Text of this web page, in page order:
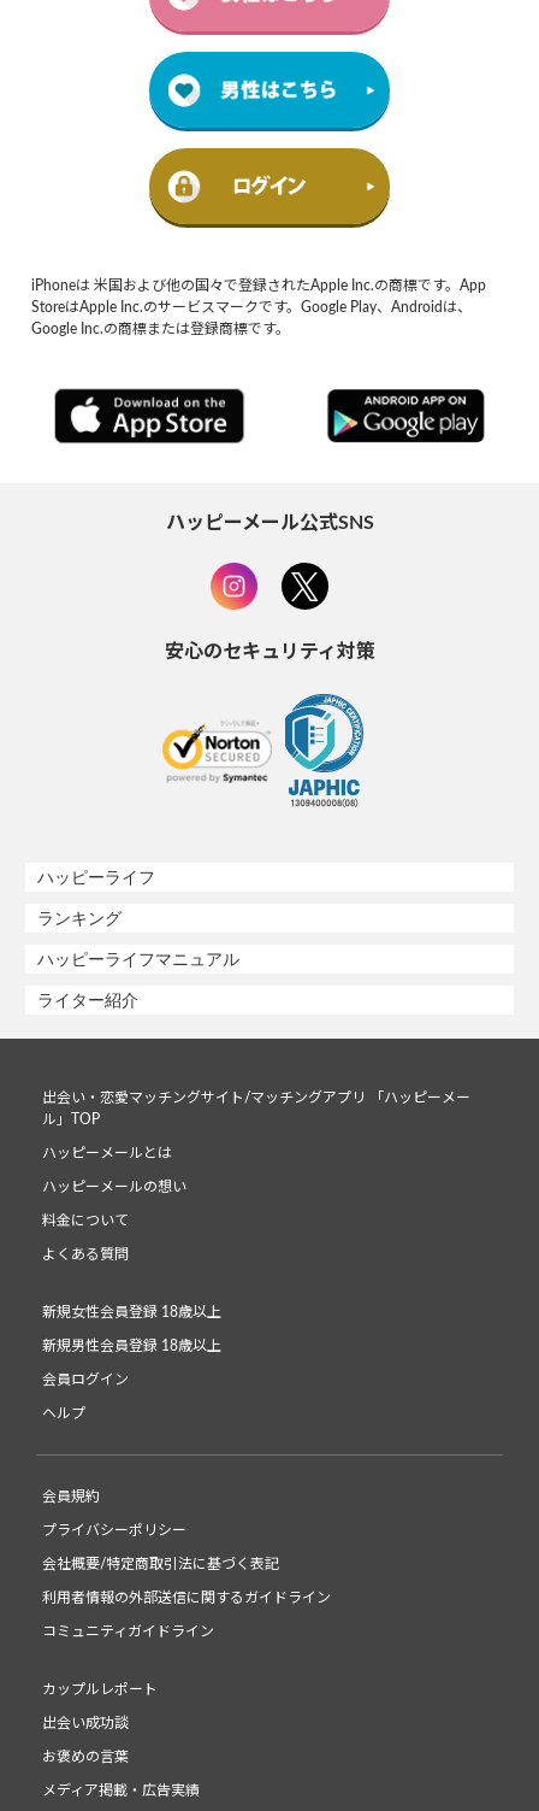
iPhoneは 米国および他の国々で登録されたApple Inc.の商標です。App
StoreはApple Inc.のサービスマークです。Google Play、Androidは、
Google Inc.の商標または登録商標です。
ハッピーメール公式SNS
安心のセキュリティ対策
ハッピーライフ
ランキング
ハッピーライフマニュアル
ライター紹介
出会い・恋愛マッチングサイト/マッチングアプリ 「ハッピーメー
ル」TOP
ハッピーメールとは
ハッピーメールの想い
料金について
よくある質問
新規女性会員登録 18歳以上
新規男性会員登録 18歳以上
会員ログイン
ヘルプ
会員規約
プライバシーポリシー
会社概要/特定商取引法に基づく表記
利用者情報の外部送信に関するガイドライン
コミュニティガイドライン
カップルレポート
出会い成功談
お褒めの言葉
メディア掲載・広告実績